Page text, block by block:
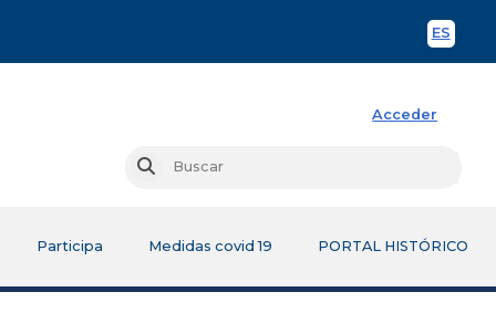
ES
Acceder
Buscar
Participa Medidas covid 19 PORTAL HISTÓRICO